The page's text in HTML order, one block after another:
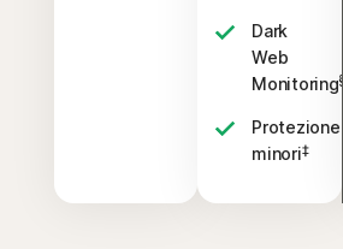
Dark
Web
Monitoring§
Protezione
minori‡